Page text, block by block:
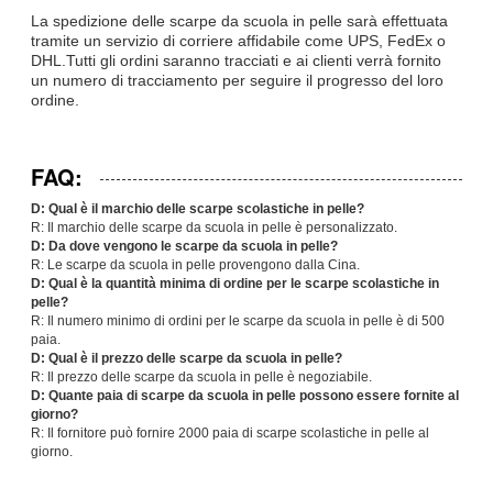
La spedizione delle scarpe da scuola in pelle sarà effettuata
tramite un servizio di corriere affidabile come UPS, FedEx o
DHL.Tutti gli ordini saranno tracciati e ai clienti verrà fornito
un numero di tracciamento per seguire il progresso del loro
ordine.
FAQ:
D: Qual è il marchio delle scarpe scolastiche in pelle?
R: Il marchio delle scarpe da scuola in pelle è personalizzato.
D: Da dove vengono le scarpe da scuola in pelle?
R: Le scarpe da scuola in pelle provengono dalla Cina.
D: Qual è la quantità minima di ordine per le scarpe scolastiche in
pelle?
R: Il numero minimo di ordini per le scarpe da scuola in pelle è di 500
paia.
D: Qual è il prezzo delle scarpe da scuola in pelle?
R: Il prezzo delle scarpe da scuola in pelle è negoziabile.
D: Quante paia di scarpe da scuola in pelle possono essere fornite al
giorno?
R: Il fornitore può fornire 2000 paia di scarpe scolastiche in pelle al
giorno.